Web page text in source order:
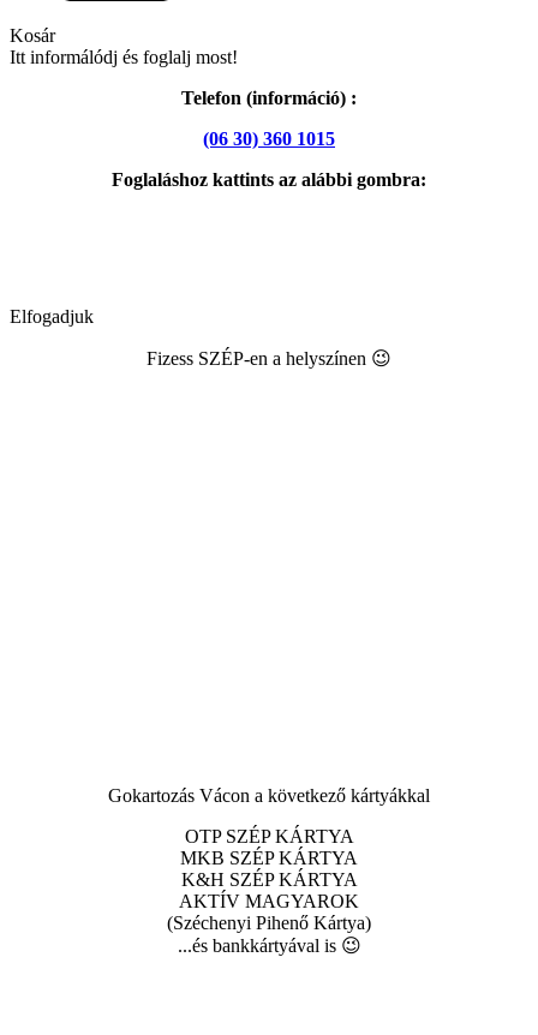
Kosár
Itt informálódj és foglalj most!
Telefon (információ) :
(06 30) 360 1015
Foglaláshoz kattints az alábbi gombra:
Elfogadjuk
Fizess SZÉP-en a helyszínen 😉
Gokartozás Vácon a következő kártyákkal
OTP SZÉP KÁRTYA
MKB SZÉP KÁRTYA
K&H SZÉP KÁRTYA
AKTÍV MAGYAROK
(Széchenyi Pihenő Kártya)
...és bankkártyával is 😉